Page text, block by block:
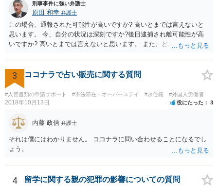
刑事事件に強い弁護士
原田 和幸 弁護士
この場合、通報された可能性が高いですか? 高いとまでは言えないと
思います。 今、自分の状況は深刻ですか?後日逮捕され離可能性が高
いですか? 高いとまでは言えないと思います。 また、どんな犯罪をし
たりでしょうか。
3 ココナラで占い販売に関する質問
#入管書類の申請サポート #不法滞在・オーバーステイ #永住権 #外国人労働者
2018年10月13日 役にたった 3
内藤 政信 弁護士
それは僕にはわかりません。 ココナラに問い合わせることになるでし
ょう。
4 留学に関する親の犯罪の影響についての質問